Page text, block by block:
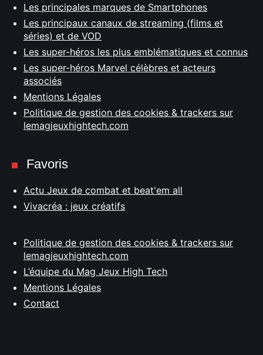
Les principales marques de Smartphones
Les principaux canaux de streaming (films et
séries) et de VOD
Les super-héros les plus emblématiques et connus
Les super-héros Marvel célèbres et acteurs
associés
Mentions Légales
Politique de gestion des cookies & trackers sur
lemagjeuxhightech.com
Favoris
Actu Jeux de combat et beat'em all
Vivacréa : jeux créatifs
Politique de gestion des cookies & trackers sur
lemagjeuxhightech.com
L’équipe du Mag Jeux High Tech
Mentions Légales
Contact